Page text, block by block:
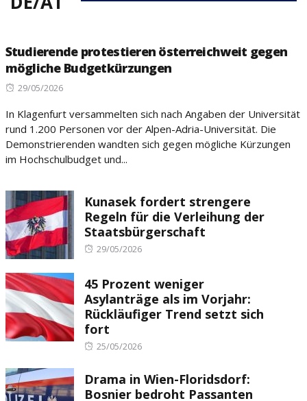
Studierende protestieren österreichweit gegen
mögliche Budgetkürzungen
Posted
29/05/2026
In Klagenfurt versammelten sich nach Angaben der Universität
rund 1.200 Personen vor der Alpen-Adria-Universität. Die
Demonstrierenden wandten sich gegen mögliche Kürzungen
im Hochschulbudget und...
Kunasek fordert strengere
Regeln für die Verleihung der
Staatsbürgerschaft
Posted
29/05/2026
45 Prozent weniger
Asylanträge als im Vorjahr:
Rückläufiger Trend setzt sich
fort
Posted
25/05/2026
Drama in Wien-Floridsdorf:
Bosnier bedroht Passanten